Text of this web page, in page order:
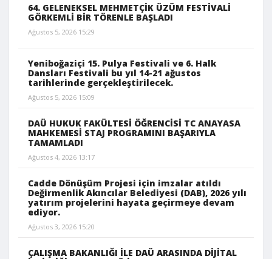
64. GELENEKSEL MEHMETÇİK ÜZÜM FESTİVALİ
GÖRKEMLİ BİR TÖRENLE BAŞLADI
Ağustos 5, 2026 15:29
Yeniboğaziçi 15. Pulya Festivali ve 6. Halk
Dansları Festivali bu yıl 14-21 ağustos
tarihlerinde gerçekleştirilecek.
Ağustos 5, 2026 15:09
DAÜ HUKUK FAKÜLTESİ ÖĞRENCİSİ TC ANAYASA
MAHKEMESİ STAJ PROGRAMINI BAŞARIYLA
TAMAMLADI
Ağustos 4, 2026 13:17
Cadde Dönüşüm Projesi için imzalar atıldı
Değirmenlik Akıncılar Belediyesi (DAB), 2026 yılı
yatırım projelerini hayata geçirmeye devam
ediyor.
Ağustos 3, 2026 15:20
ÇALIŞMA BAKANLIĞI İLE DAÜ ARASINDA DİJİTAL